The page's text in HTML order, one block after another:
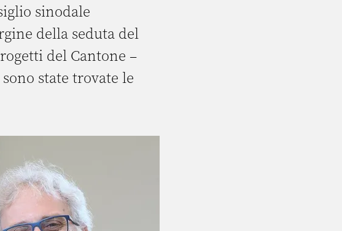
sinodale
della seduta del
del Cantone –
state trovate le